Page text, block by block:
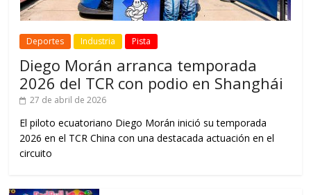
Deportes Industria Pista
Diego Morán arranca temporada
2026 del TCR con podio en Shanghái
27 de abril de 2026
El piloto ecuatoriano Diego Morán inició su temporada
2026 en el TCR China con una destacada actuación en el
circuito